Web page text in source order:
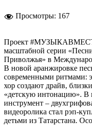
Просмотры: 167
Проект
масштабной серии
Приволжья» в
В новой аранжировке
современными ритмами:
хор создают драйв,
«детскую интонацию». В
инструмент –
видеоролика стал рэп-
детьми из Татарстана.